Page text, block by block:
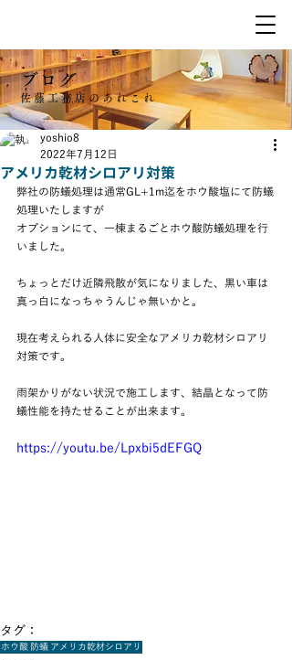
ブログ
佐藤工務店のあれこれ
アメリカ乾材シロアリ対策
yoshio8
2022年7月12日
弊社の防蟻処理は通常GL+1m迄をホウ酸塩にて防蟻
処理いたしますが
オプションにて、一棟まるごとホウ酸防蟻処理を行
いました。
ちょっとだけ近隣飛散が気になりました、黒い車は
真っ白になっちゃうんじゃ無いかと。
現在考えられる人体に安全なアメリカ乾材シロアリ
対策です。
雨架かりがない状況で施工します、結晶となって防
蟻性能を持たせることが出来ます。
https://youtu.be/Lpxbi5dEFGQ
タグ：
ホウ酸 防蟻 アメリカ乾材シロアリ